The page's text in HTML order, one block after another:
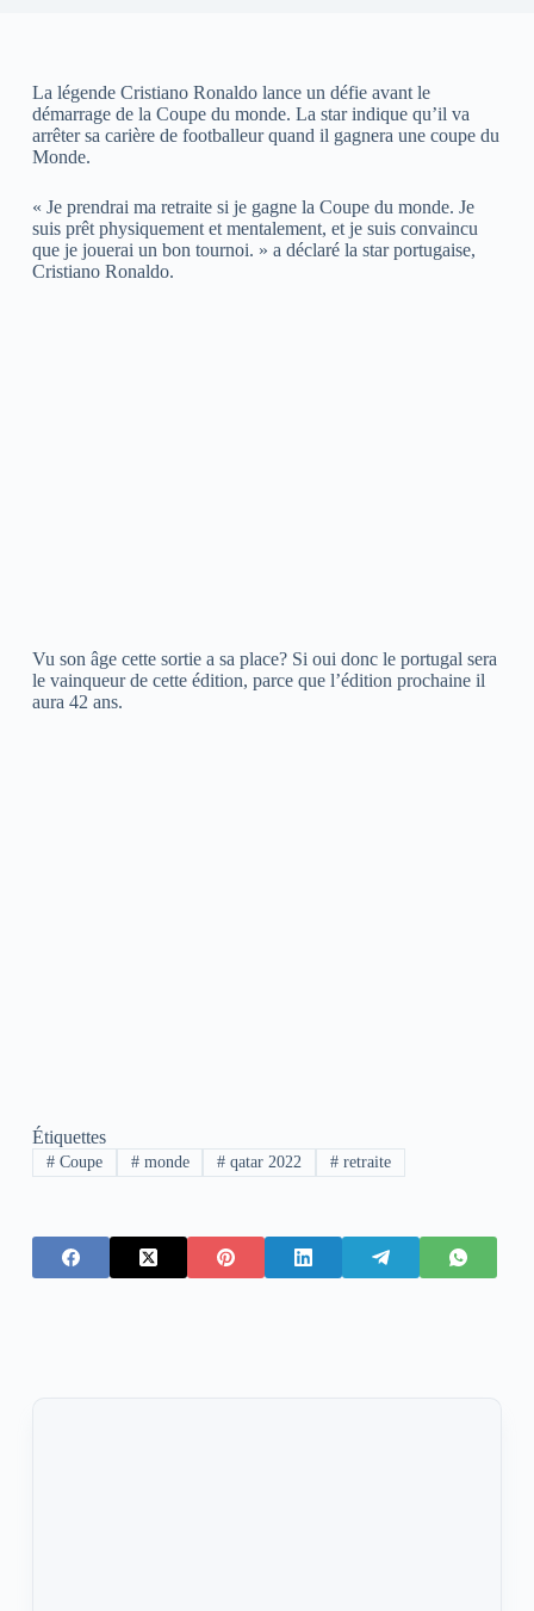
La légende Cristiano Ronaldo lance un défie avant le
démarrage de la Coupe du monde. La star indique qu’il va
arrêter sa carière de footballeur quand il gagnera une coupe du
Monde.
« Je prendrai ma retraite si je gagne la Coupe du monde. Je
suis prêt physiquement et mentalement, et je suis convaincu
que je jouerai un bon tournoi. » a déclaré la star portugaise,
Cristiano Ronaldo.
Vu son âge cette sortie a sa place? Si oui donc le portugal sera
le vainqueur de cette édition, parce que l’édition prochaine il
aura 42 ans.
Étiquettes
#Coupe #monde # qatar 2022 # retraite